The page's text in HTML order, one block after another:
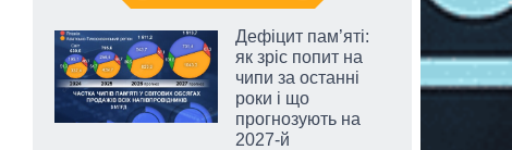
Дефіцит пам’яті:
як зріс попит на
чипи за останні
роки і що
прогнозують на
2027-й